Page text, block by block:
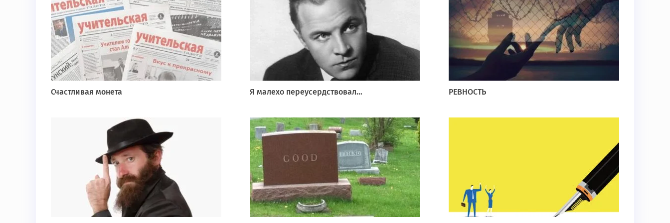
Счастливая монета Я малехо переусердствовал… РЕВНОСТЬ